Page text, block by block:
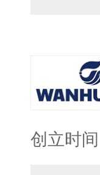
创立时